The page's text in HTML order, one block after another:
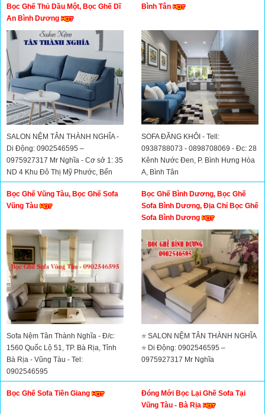
Bọc Ghế Thủ Dầu Một, Bọc Ghế Dĩ
An Bình Dương
SALON NỆM TÂN THÀNH NGHĨA -
Di Động: 0902546595 –
0975927317 Mr Nghĩa - Cơ sở 1: 35
ND 4 Khu Đô Thị Mỹ Phước, Bến
Cát – Bình Dương - Cơ sở 2: 34/1
Đường Tân Lập, Thị Xã Dĩ An, Bình
Dương
Bình Tân
SOFA ĐĂNG KHÔI - Tell:
0938788073 - 0898708069 - Đc: 28
Kênh Nước Đen, P. Bình Hưng Hòa
A, Bình Tân
Bọc Ghế Vũng Tàu, Bọc Ghế Sofa
Vũng Tàu
Sofa Nệm Tân Thành Nghĩa - Đ/c:
1560 Quốc Lộ 51, TP. Bà Rịa, Tỉnh
Bà Rịa - Vũng Tàu - Tel:
0902546595
Bọc Ghế Bình Dương, Bọc Ghế
Sofa Bình Dương, Địa Chỉ Bọc Ghế
Sofa Bình Dương
⭐ SALON NỆM TÂN THÀNH NGHĨA
⭐ Di Động: 0902546595 –
0975927317 Mr Nghĩa
Bọc Ghế Sofa Tiền Giang
Đóng Mới Bọc Lại Ghế Sofa Tại
Vũng Tàu - Bà Rịa